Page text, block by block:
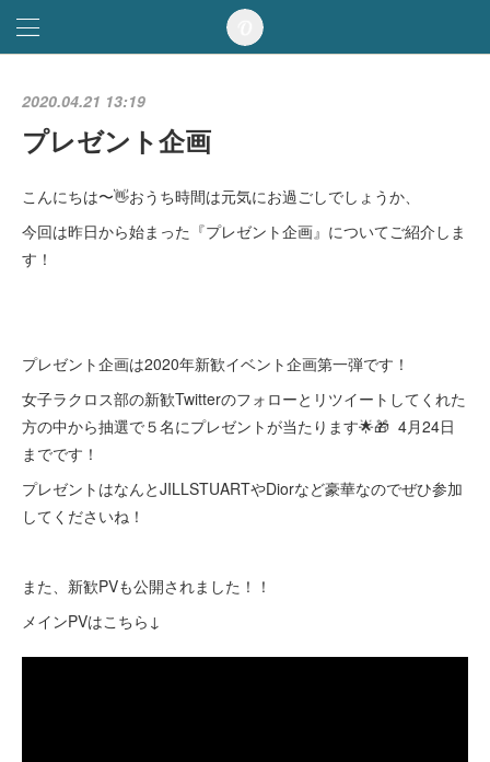
2020.04.21 13:19
プレゼント企画
こんにちは〜👋おうち時間は元気にお過ごしでしょうか、
今回は昨日から始まった『プレゼント企画』についてご紹介しま
す！
プレゼント企画は2020年新歓イベント企画第一弾です！
女子ラクロス部の新歓Twitterのフォローとリツイートしてくれた
方の中から抽選で５名にプレゼントが当たります🌟🎁 4月24日
までです！
プレゼントはなんとJILLSTUARTやDiorなど豪華なのでぜひ参加
してくださいね！
また、新歓PVも公開されました！！
メインPVはこちら↓